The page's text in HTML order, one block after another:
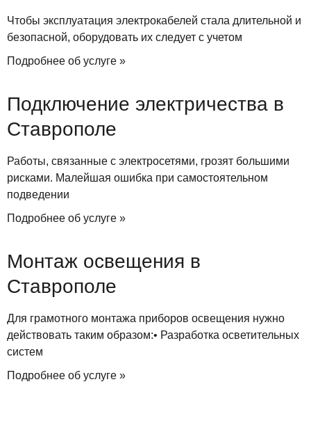
Чтобы эксплуатация электрокабелей стала длительной и
безопасной, оборудовать их следует с учетом
Подробнее об услуге »
Подключение электричества в
Ставрополе
Работы, связанные с электросетями, грозят большими
рисками. Малейшая ошибка при самостоятельном
подведении
Подробнее об услуге »
Монтаж освещения в
Ставрополе
Для грамотного монтажа приборов освещения нужно
действовать таким образом:• Разработка осветительных
систем
Подробнее об услуге »